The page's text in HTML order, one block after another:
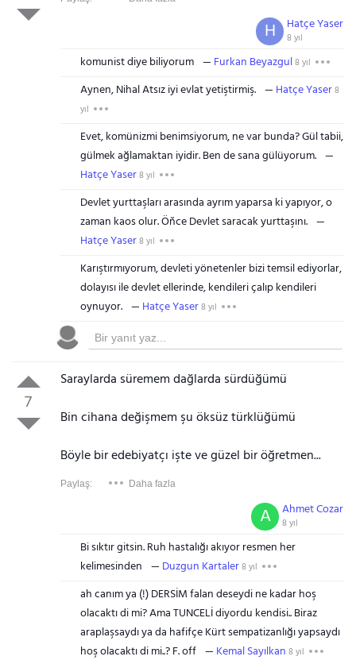
Hatçe Yaser
8 yıl
H
komunist diye biliyorum Furkan Beyazgul8 yıl
Aynen, Nihal Atsız iyi evlat yetiştirmiş. Hatçe Yaser8
yıl
Evet, komünizmi benimsiyorum, ne var bunda? Gül tabii,
gülmek ağlamaktan iyidir. Ben de sana gülüyorum.
Hatçe Yaser8 yıl
Devlet yurttaşları arasında ayrım yaparsa ki yapıyor, o
zaman kaos olur. Öňce Devlet saracak yurttaşını.
Hatçe Yaser8 yıl
Karıştırmıyorum, devleti yönetenler bizi temsil ediyorlar,
dolayısı ile devlet ellerinde, kendileri çalıp kendileri
oynuyor.
Hatçe Yaser8 yıl
7
Saraylarda süremem dağlarda sürdüğümü
Bin cihana değişmem şu öksüz türklüğümü
Böyle bir edebiyatçı işte ve güzel bir öğretmen...
Paylaş: Daha fazla
Ahmet Cozar
8 yıl
A
Bi sıktır gitsin. Ruh hastalığı akıyor resmen her
kelimesinden
Duzgun Kartaler8 yıl
ah canım ya (!) DERSİM falan deseydi ne kadar hoş
olacaktı di mi? Ama TUNCELİ diyordu kendisi.. Biraz
araplaşsaydı ya da hafifçe Kürt sempatizanlığı yapsaydı
hoş olacaktı di mi..? F. off
Kemal Sayılkan 8 yıl